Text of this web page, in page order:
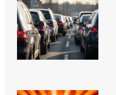
miasta